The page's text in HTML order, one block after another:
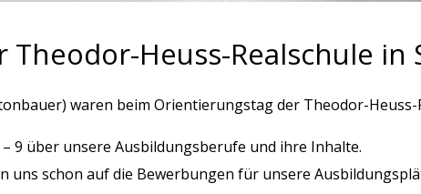
Heuss-Realschule in
waren beim Orientierungstag der Theodor-Heuss-
9 über unsere Ausbildungsberufe und ihre Inhalte.
uns schon auf die Bewerbungen für unsere